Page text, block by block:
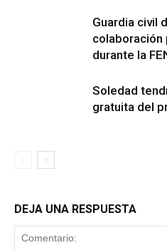
Guardia civil
colaboración
durante la
Soledad
gratuita del
DEJA UNA RESPUESTA